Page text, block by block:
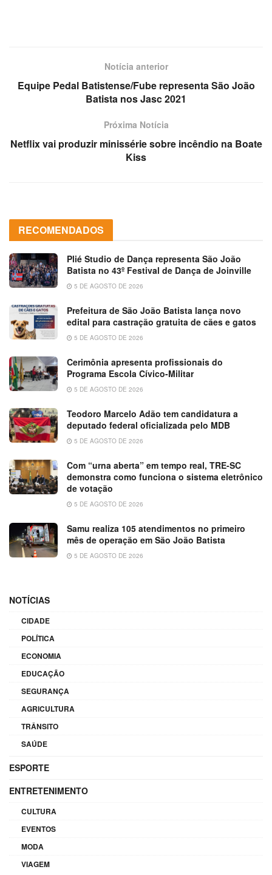
Notícia anterior
Equipe Pedal Batistense/Fube representa São João
Batista nos Jasc 2021
Próxima Notícia
Netflix vai produzir minissérie sobre incêndio na Boate
Kiss
RECOMENDADOS
Plié Studio de Dança representa São João
Batista no 43º Festival de Dança de Joinville
5 DE AGOSTO DE 2026
Prefeitura de São João Batista lança novo
edital para castração gratuita de cães e gatos
5 DE AGOSTO DE 2026
Cerimônia apresenta profissionais do
Programa Escola Cívico-Militar
5 DE AGOSTO DE 2026
Teodoro Marcelo Adão tem candidatura a
deputado federal oficializada pelo MDB
5 DE AGOSTO DE 2026
Com “urna aberta” em tempo real, TRE-SC
demonstra como funciona o sistema eletrônico
de votação
5 DE AGOSTO DE 2026
Samu realiza 105 atendimentos no primeiro
mês de operação em São João Batista
5 DE AGOSTO DE 2026
NOTÍCIAS
CIDADE
POLÍTICA
ECONOMIA
EDUCAÇÃO
SEGURANÇA
AGRICULTURA
TRÂNSITO
SAÚDE
ESPORTE
ENTRETENIMENTO
CULTURA
EVENTOS
MODA
VIAGEM